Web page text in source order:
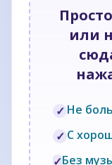
или
✓ Не
✓ С
✓Без